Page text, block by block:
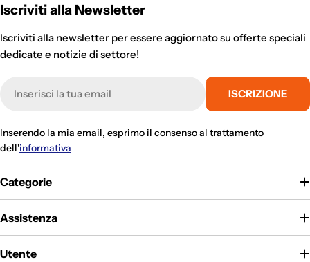
Categorie
Assistenza
Utente
Iscriviti alla Newsletter
Iscriviti alla newsletter per essere aggiornato su offerte speciali
dedicate e notizie di settore!
mail
ISCRIZIONE
Inserendo la mia email, esprimo il consenso al trattamento
dell'informativa